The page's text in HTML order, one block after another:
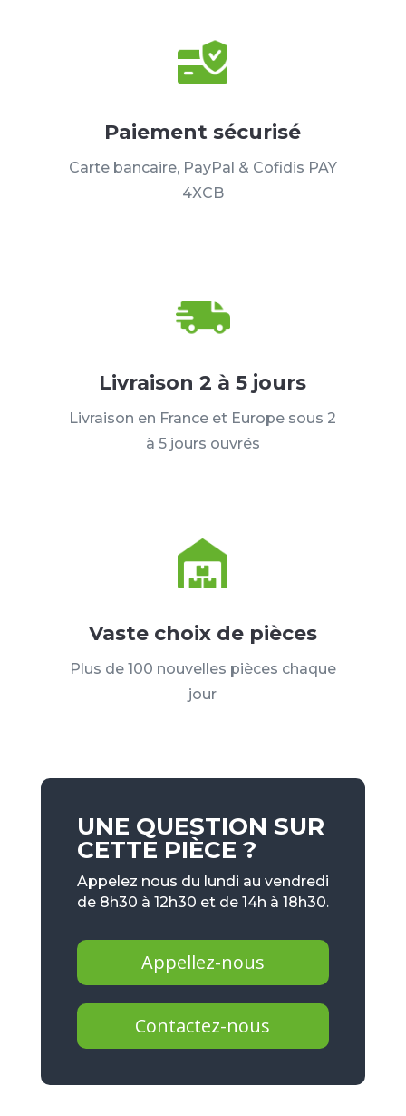
Paiement sécurisé
Carte bancaire, PayPal & Cofidis PAY
4XCB
Livraison 2 à 5 jours
Livraison en France et Europe sous 2
à 5 jours ouvrés
Vaste choix de pièces
Plus de 100 nouvelles pièces chaque
jour
UNE QUESTION SUR
CETTE PIÈCE ?
Appelez nous du lundi au vendredi
de 8h30 à 12h30 et de 14h à 18h30.
Appellez-nous
Contactez-nous